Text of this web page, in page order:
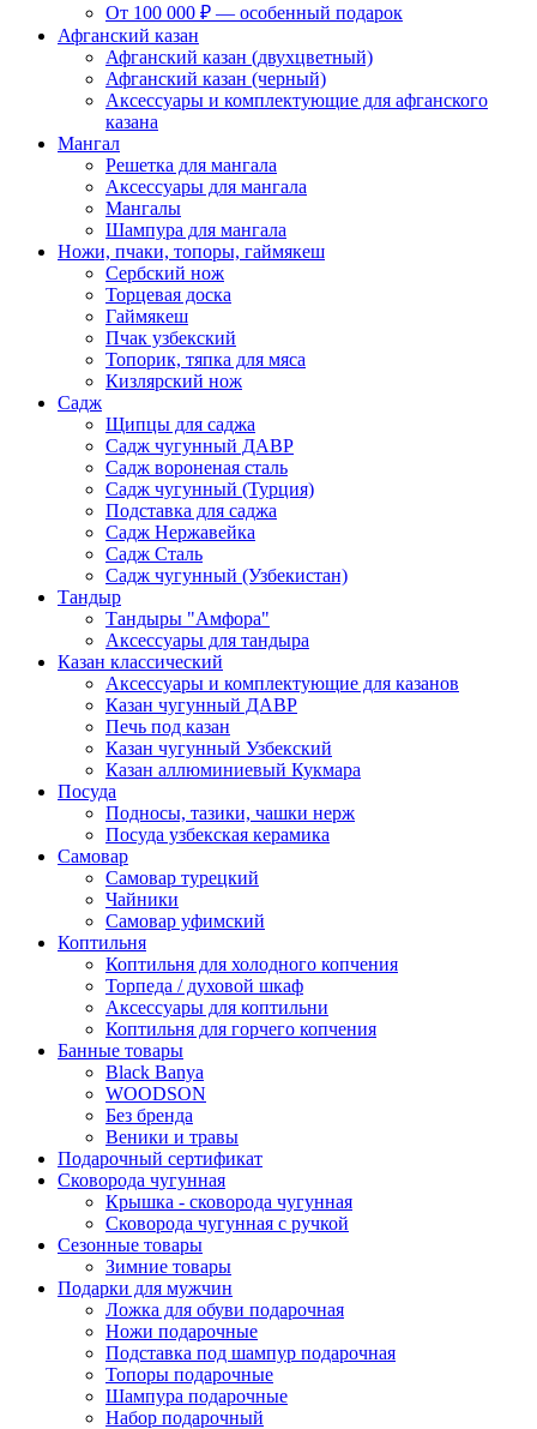
От 100 000 ₽ — особенный подарок
Афганский казан
Афганский казан (двухцветный)
Афганский казан (черный)
Аксессуары и комплектующие для афганского
казана
Мангал
Решетка для мангала
Аксессуары для мангала
Мангалы
Шампура для мангала
Ножи, пчаки, топоры, гаймякеш
Сербский нож
Торцевая доска
Гаймякеш
Пчак узбекский
Топорик, тяпка для мяса
Кизлярский нож
Садж
Щипцы для саджа
Садж чугунный ДАВР
Садж вороненая сталь
Садж чугунный (Турция)
Подставка для саджа
Садж Нержавейка
Садж Сталь
Садж чугунный (Узбекистан)
Тандыр
Тандыры "Амфора"
Аксессуары для тандыра
Казан классический
Аксессуары и комплектующие для казанов
Казан чугунный ДАВР
Печь под казан
Казан чугунный Узбекский
Казан аллюминиевый Кукмара
Посуда
Подносы, тазики, чашки нерж
Посуда узбекская керамика
Самовар
Самовар турецкий
Чайники
Самовар уфимский
Коптильня
Коптильня для холодного копчения
Торпеда / духовой шкаф
Аксессуары для коптильни
Коптильня для горчего копчения
Банные товары
Black Banya
WOODSON
Без бренда
Веники и травы
Подарочный сертификат
Сковорода чугунная
Крышка - сковорода чугунная
Сковорода чугунная с ручкой
Сезонные товары
Зимние товары
Подарки для мужчин
Ложка для обуви подарочная
Ножи подарочные
Подставка под шампур подарочная
Топоры подарочные
Шампура подарочные
Набор подарочный